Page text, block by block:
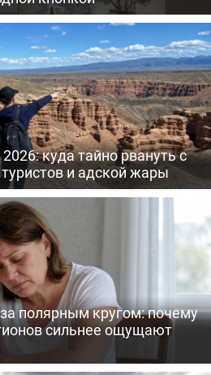
куда тайно рвануть с
и адской жары
полярным кругом: почему
сильнее ощущают